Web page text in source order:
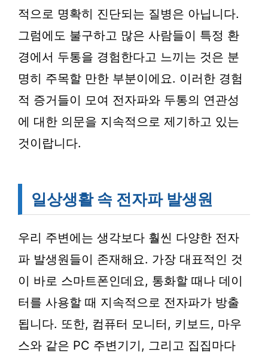
적으로 명확히 진단되는 질병은 아닙니다.
그럼에도 불구하고 많은 사람들이 특정 환
경에서 두통을 경험한다고 느끼는 것은 분
명히 주목할 만한 부분이에요. 이러한 경험
적 증거들이 모여 전자파와 두통의 연관성
에 대한 의문을 지속적으로 제기하고 있는
것이랍니다.
일상생활 속 전자파 발생원
우리 주변에는 생각보다 훨씬 다양한 전자
파 발생원들이 존재해요. 가장 대표적인 것
이 바로 스마트폰인데요, 통화할 때나 데이
터를 사용할 때 지속적으로 전자파가 방출
됩니다. 또한, 컴퓨터 모니터, 키보드, 마우
스와 같은 PC 주변기기, 그리고 집집마다